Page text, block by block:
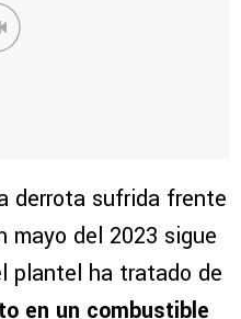
derrota sufrida frente
mayo del 2023 sigue
plantel ha tratado de
en un combustible